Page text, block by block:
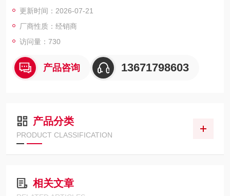
更新时间：2026-07-21
厂商性质：经销商
访问量：730
产品咨询 13671798603
产品分类
PRODUCT CLASSIFICATION
相关文章